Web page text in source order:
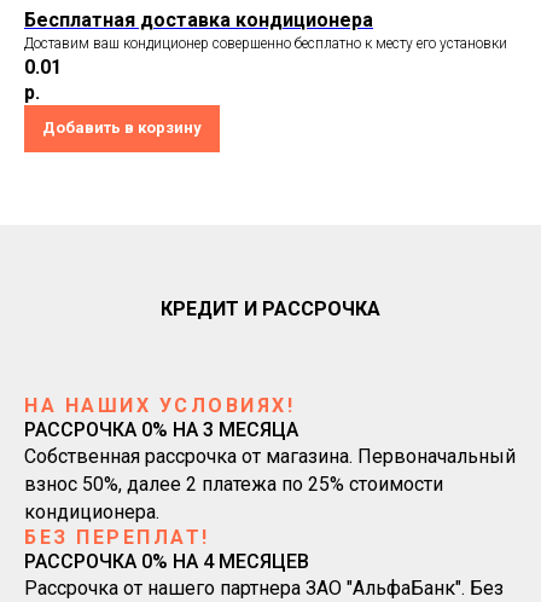
Бесплатная доставка кондиционера
Доставим ваш кондиционер совершенно бесплатно к месту его установки
0.01
р.
Добавить в корзину
КРЕДИТ И РАССРОЧКА
НА НАШИХ УСЛОВИЯХ!
РАССРОЧКА 0% НА 3 МЕСЯЦА
Собственная рассрочка от магазина. Первоначальный
взнос 50%, далее 2 платежа по 25% стоимости
кондиционера.
БЕЗ ПЕРЕПЛАТ!
РАССРОЧКА 0% НА 4 МЕСЯЦЕВ
Рассрочка от нашего партнера ЗАО "АльфаБанк". Без